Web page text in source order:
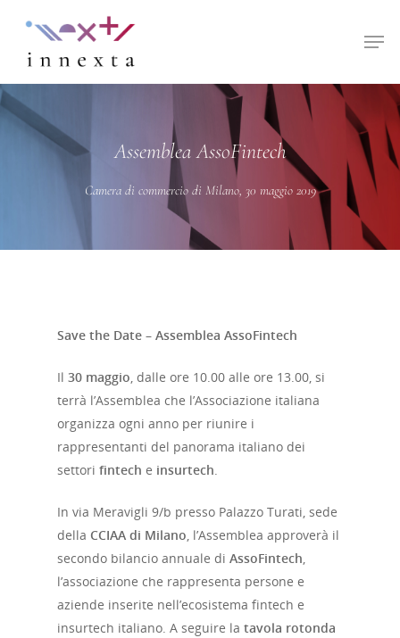
Hit enter to search or ESC to close
Assemblea AssoFintech
Camera di commercio di Milano, 30 maggio 2019
Save the Date – Assemblea AssoFintech
Il 30 maggio , dalle ore 10.00 alle ore 13.00, si
terrà l’Assemblea che l’Associazione italiana
organizza ogni anno per riunire i
rappresentanti del panorama italiano dei
settori fintech e insurtech
In via Meravigli 9/b presso Palazzo Turati, sede
della CCIAA di Milano , l’Assemblea approverà il
secondo bilancio annuale di AssoFintech
l’associazione che rappresenta persone e
aziende inserite nell’ecosistema fintech e
insurtech italiano. A seguire la tavola rotonda